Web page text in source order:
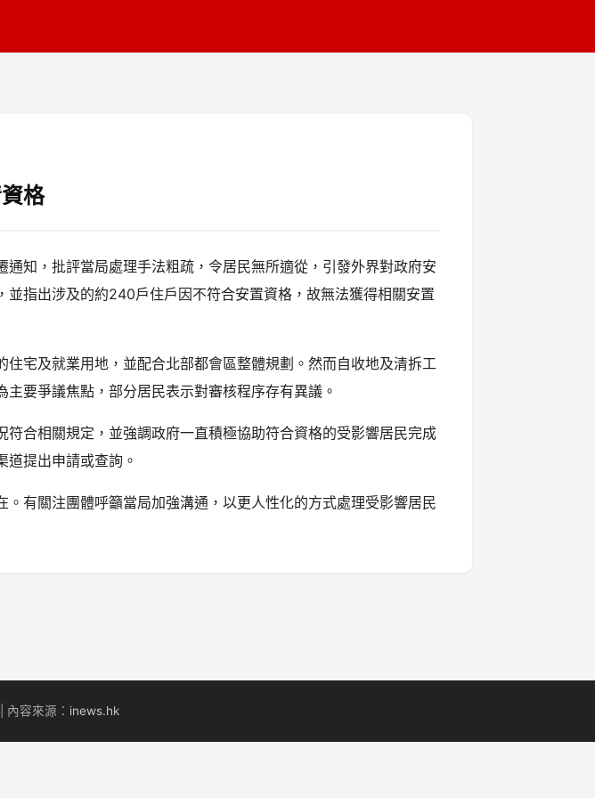
格
知，批評當局處理手法粗疏，令居民無所適從，引發外界對政府安
指出涉及的約240戶住戶因不符合安置資格，故無法獲得相關安置
宅及就業用地，並配合北部都會區整體規劃。然而自收地及清拆工
要爭議焦點，部分居民表示對審核程序存有異議。
合相關規定，並強調政府一直積極協助符合資格的受影響居民完成
提出申請或查詢。
有關注團體呼籲當局加強溝通，以更人性化的方式處理受影響居民
容來源： inews.hk